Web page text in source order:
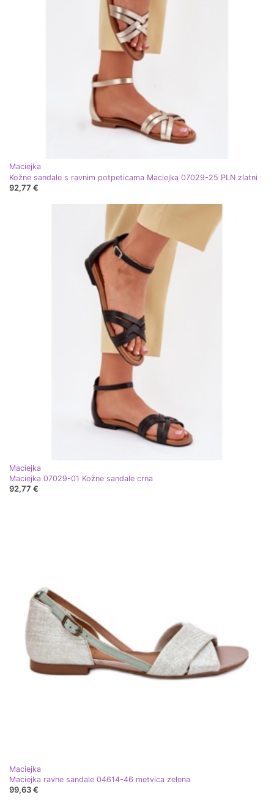
Maciejka
Kožne sandale s ravnim potpeticama Maciejka 07029-25 PLN zlatni
92,77 €
Maciejka
Maciejka 07029-01 Kožne sandale crna
92,77 €
Maciejka
Maciejka ravne sandale 04614-46 metvica zelena
99,63 €